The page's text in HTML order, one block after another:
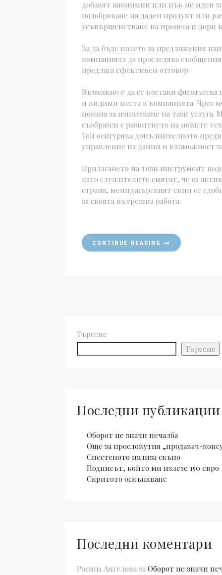
добавят анонимни или пък не идеи
подобряване на даден продукт или
усъвършенстване на процеса и дори
За да бъде полето за предложения
компанията да проследява
предлага ефективен отговор.
Възможно е да се постави
и видими места в компанията. Чрез
покана за използване на тази
съобразен с развитието на новите
Той осигурява допълнителното
управление на данни и възможност
Прилагането на този инструмент
като служителите смятат, че са
страна, мениджърският екип се
за своята вътрешна работа.
CONTINUE READING
Търсене
Търсене
Последни публикации
Оборот не значи печалба
Още за прословутия „продавач-
Спестеното излиза скъпо
Подписът, който ми излезе 150 евро
Скритото оскъпяване
Последни коментари
Росица Ангелова за Оборот не значи